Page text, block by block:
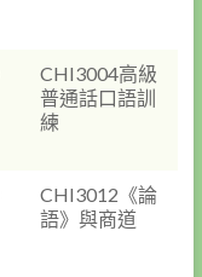
CHI3004高級
普通話口語訓
練
CHI3012《論
語》與商道